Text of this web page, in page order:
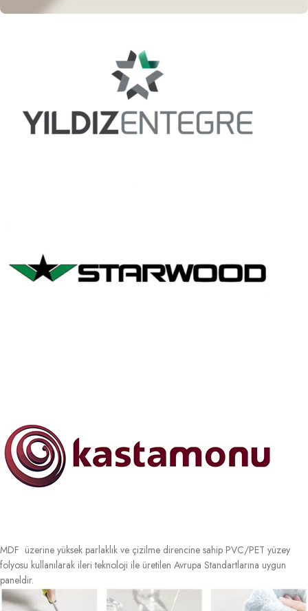
MDF üzerine yüksek parlaklık ve çizilme direncine sahip PVC/PET yüzey
folyosu kullanılarak ileri teknoloji ile üretilen Avrupa Standartlarına uygun
paneldir.